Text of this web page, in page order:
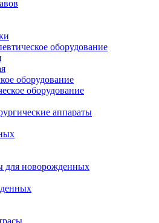
оборудование
оборудование
оборудование
аппараты
для новорожденных